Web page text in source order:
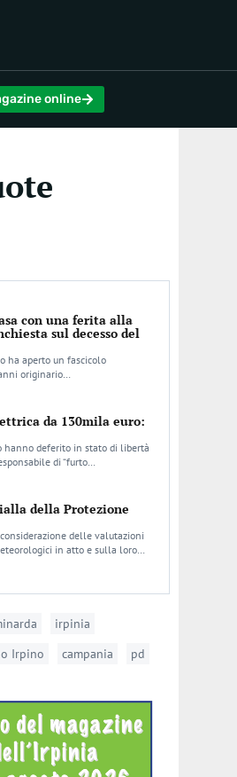
online
con una ferita alla
sul decesso del
ha aperto un fascicolo
originario…
da 130mila euro:
hanno deferito in stato di libertà
di “furto…
della Protezione
delle valutazioni
in atto e sulla loro…
irpinia
Irpino campania
pd